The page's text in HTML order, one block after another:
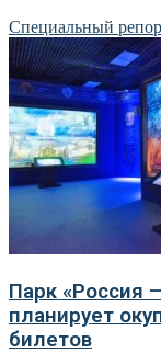
Специальный
Парк «Россия
планирует
билетов